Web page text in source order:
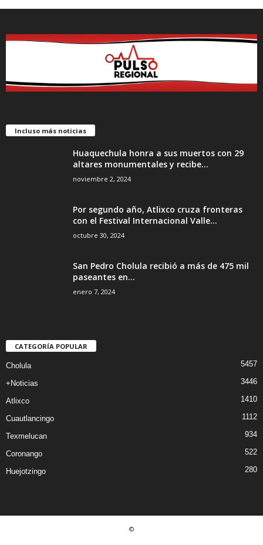
Incluso más noticias
Huaquechula honra a sus muertos con 29
altares monumentales y recibe...
noviembre 2, 2024
Por segundo año, Atlixco cruza fronteras
con el Festival Internacional Valle...
octubre 30, 2024
San Pedro Cholula recibió a más de 475 mil
paseantes en...
enero 7, 2024
CATEGORÍA POPULAR
Cholula 5457
+Noticias 3446
Atlixco 1410
Cuautlancingo 1112
Texmelucan 934
Coronango 522
Huejotzingo 280
©